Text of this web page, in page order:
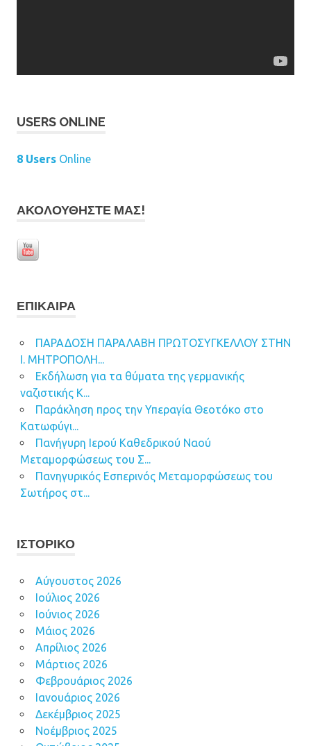
USERS ONLINE
8 Users Online
ΑΚΟΛΟΥΘΉΣΤΕ ΜΑΣ!
ΕΠΊΚΑΙΡΑ
ΠΑΡΑΔΟΣΗ ΠΑΡΑΛΑΒΗ ΠΡΩΤΟΣΥΓΚΕΛΛΟΥ ΣΤΗΝ
Ι. ΜΗΤΡΟΠΟΛΗ...
Εκδήλωση για τα θύματα της γερμανικής
ναζιστικής Κ...
Παράκληση προς την Υπεραγία Θεοτόκο στο
Κατωφύγι...
Πανήγυρη Ιερού Καθεδρικού Ναού
Μεταμορφώσεως του Σ...
Πανηγυρικός Εσπερινός Μεταμορφώσεως του
Σωτήρος στ...
ΙΣΤΟΡΙΚΌ
Αύγουστος 2026
Ιούλιος 2026
Ιούνιος 2026
Μάιος 2026
Απρίλιος 2026
Μάρτιος 2026
Φεβρουάριος 2026
Ιανουάριος 2026
Δεκέμβριος 2025
Νοέμβριος 2025